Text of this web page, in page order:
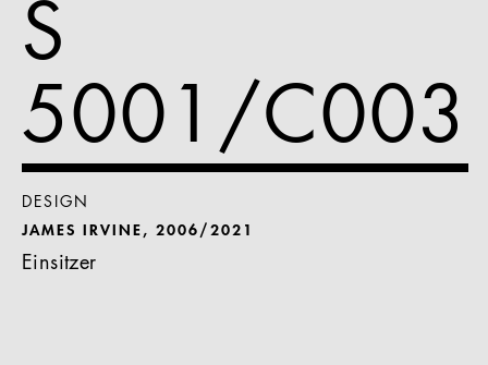
S
5001/C003
DESIGN
JAMES IRVINE, 2006/2021
Einsitzer